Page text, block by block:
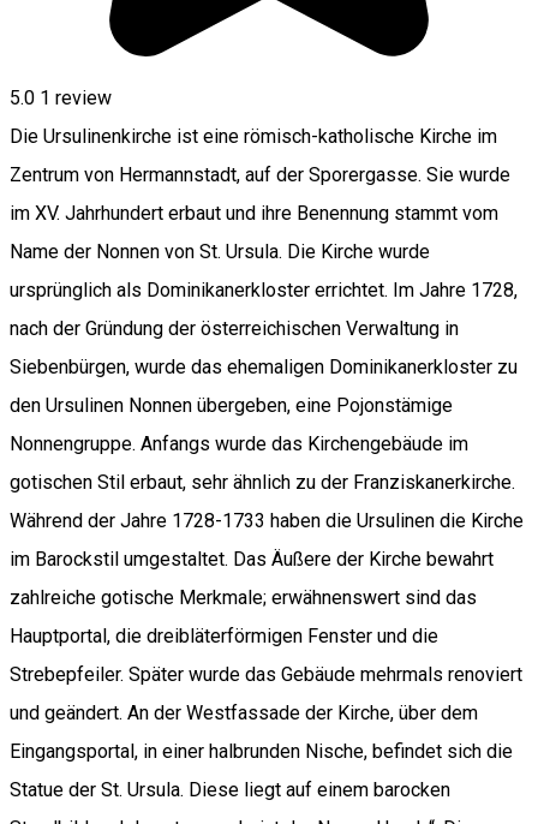
5.0 1 review
Die Ursulinenkirche ist eine römisch-katholische Kirche im
Zentrum von Hermannstadt, auf der Sporergasse. Sie wurde
im XV. Jahrhundert erbaut und ihre Benennung stammt vom
Name der Nonnen von St. Ursula. Die Kirche wurde
ursprünglich als Dominikanerkloster errichtet. Im Jahre 1728,
nach der Gründung der österreichischen Verwaltung in
Siebenbürgen, wurde das ehemaligen Dominikanerkloster zu
den Ursulinen Nonnen übergeben, eine Pojonstämige
Nonnengruppe. Anfangs wurde das Kirchengebäude im
gotischen Stil erbaut, sehr ähnlich zu der Franziskanerkirche.
Während der Jahre 1728-1733 haben die Ursulinen die Kirche
im Barockstil umgestaltet. Das Äußere der Kirche bewahrt
zahlreiche gotische Merkmale; erwähnenswert sind das
Hauptportal, die dreibläterförmigen Fenster und die
Strebepfeiler. Später wurde das Gebäude mehrmals renoviert
und geändert. An der Westfassade der Kirche, über dem
Eingangsportal, in einer halbrunden Nische, befindet sich die
Statue der St. Ursula. Diese liegt auf einem barocken